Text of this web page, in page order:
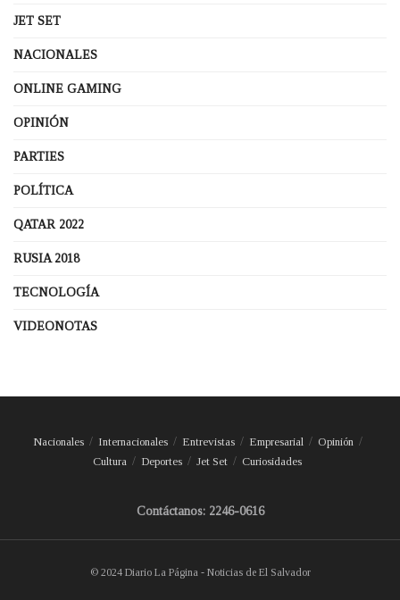
JET SET
NACIONALES
ONLINE GAMING
OPINIÓN
PARTIES
POLÍTICA
QATAR 2022
RUSIA 2018
TECNOLOGÍA
VIDEONOTAS
Nacionales Internacionales Entrevistas Empresarial
Opinión
Cultura
Deportes Jet Set Curiosidades
Contáctanos: 2246-0616
© 2024 Diario La Página - Noticias de El Salvador